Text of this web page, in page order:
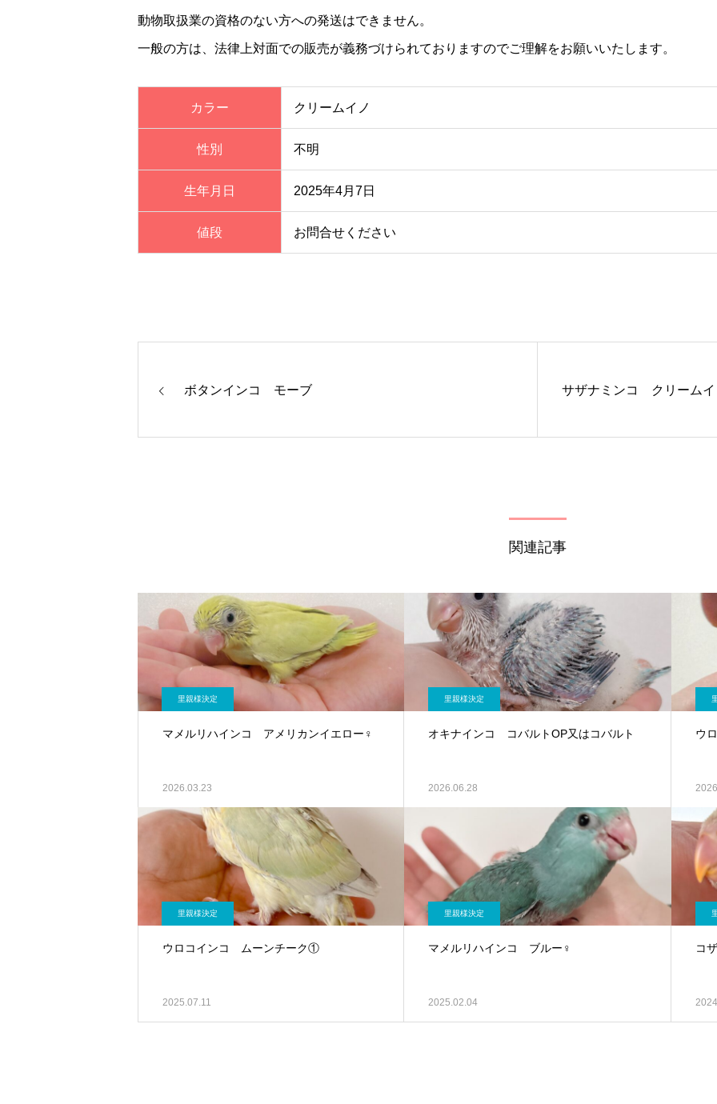
動物取扱業の資格のない方への発送はできません。
一般の方は、法律上対面での販売が義務づけられておりますのでご理解をお願いいたします。
カラー クリームイノ
性別 不明
生年月日 2025年4月7日
値段 お問合せください
ボタンインコ モーブ サザナミンコ クリームイ
関連記事
里親様決定
マメルリハインコ アメリカンイエロー♀
2026.03.23
里親様決定
オキナインコ コバルトOP又はコバルト
2026.06.28
ウ
里親様決定
ウロコインコ ムーンチーク①
2025.07.11
里親様決定
マメルリハインコ ブルー♀
2025.02.04
コ